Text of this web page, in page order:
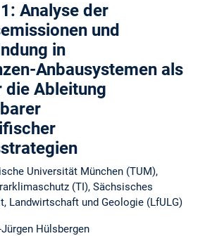
Analyse der
und
in
Anbausystemen als
die Ableitung
Universität München (TUM),
(TI), Sächsisches
Landwirtschaft und Geologie (LfULG)
Hülsbergen